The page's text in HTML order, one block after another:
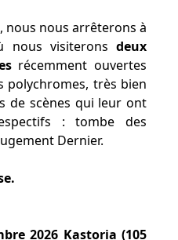
nous nous arrêterons à
nous visiteronsdeux
récemment ouvertes
polychromes, très bien
de scènes qui leur ont
: tombe des
Dernier.
2026 Kastoria (105